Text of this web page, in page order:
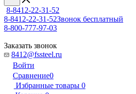
8-8412-22-31-52
8-8412-22-31-52Звонок бесплатный
8-800-777-97-03
Заказать звонок
8412@fssteel.ru
Войти
Сравнение0
Избранные товары 0